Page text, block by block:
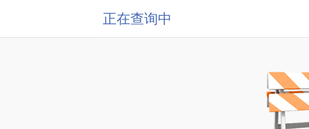
正在查询中